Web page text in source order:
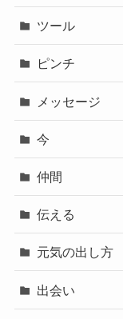
ツール
ピンチ
メッセージ
今
仲間
伝える
元気の出し方
出会い